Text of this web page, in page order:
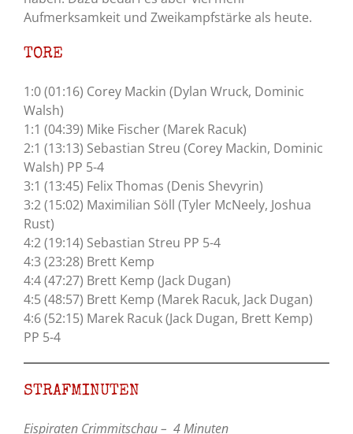
Aufmerksamkeit und Zweikampfstärke als heute.
TORE
1:0 (01:16) Corey Mackin (Dylan Wruck, Dominic
Walsh)
1:1 (04:39) Mike Fischer (Marek Racuk)
2:1 (13:13) Sebastian Streu (Corey Mackin, Dominic
Walsh) PP 5-4
3:1 (13:45) Felix Thomas (Denis Shevyrin)
3:2 (15:02) Maximilian Söll (Tyler McNeely, Joshua
Rust)
4:2 (19:14) Sebastian Streu PP 5-4
4:3 (23:28) Brett Kemp
4:4 (47:27) Brett Kemp (Jack Dugan)
4:5 (48:57) Brett Kemp (Marek Racuk, Jack Dugan)
4:6 (52:15) Marek Racuk (Jack Dugan, Brett Kemp)
PP 5-4
STRAFMINUTEN
Eispiraten Crimmitschau – 4 Minuten